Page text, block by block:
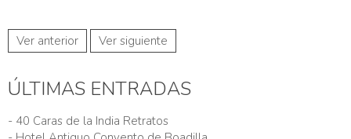
Ver anterior Ver siguiente
ÚLTIMAS ENTRADAS
- 40 Caras de la India Retratos